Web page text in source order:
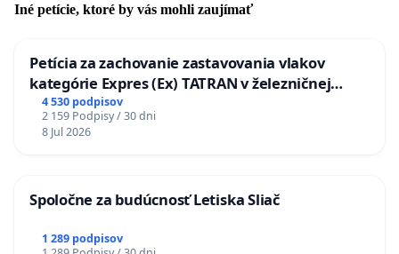
Iné petície, ktoré by vás mohli zaujímať
Petícia za zachovanie zastavovania vlakov
kategórie Expres (Ex) TATRAN v železničnej
stanici Púchov
4 530 podpisov
2 159 Podpisy / 30 dni
8 Jul 2026
Spoločne za budúcnosť Letiska Sliač
1 289 podpisov